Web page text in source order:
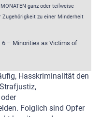
ganz oder teilweise
zu einer Minderheit
6 – Minorities as Victims of
Hasskriminalität den
Folglich sind Opfer